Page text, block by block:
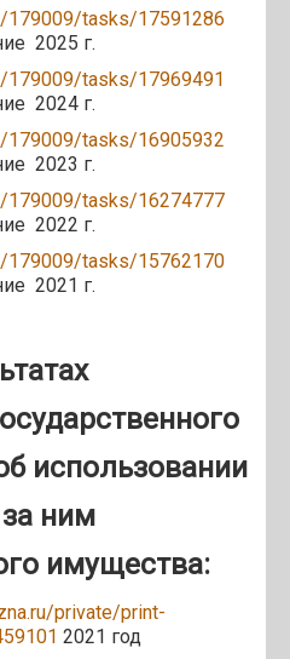
179009/tasks/17591286
2025 г.
179009/tasks/17969491
2024 г.
179009/tasks/16905932
2023 г.
179009/tasks/16274777
2022 г.
179009/tasks/15762170
2021 г.
использовании
ним
имущества:
private/print-
2021 год